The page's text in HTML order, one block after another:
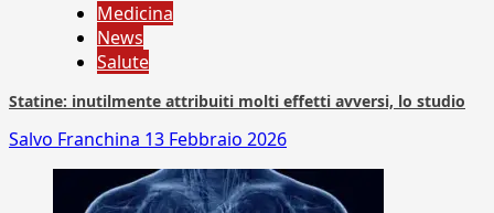
Medicina
News
Salute
Statine: inutilmente attribuiti molti effetti avversi, lo studio
Salvo Franchina 13 Febbraio 2026